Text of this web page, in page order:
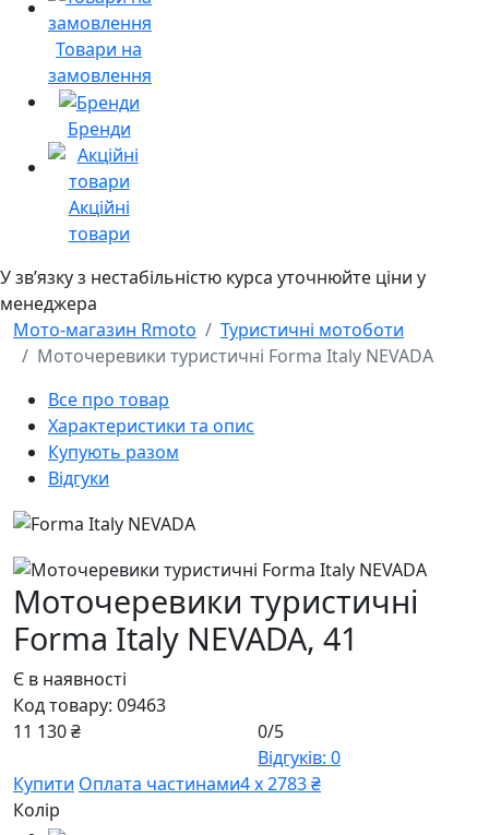
Товари на
замовлення
Бренди
Акційні
товари
У звʼязку з нестабільністю курса уточнюйте ціни у
менеджера
Мото-магазин Rmoto
Туристичні мотоботи
Моточеревики туристичні Forma Italy NEVADA
Все про товар
Характеристики та опис
Купують разом
Відгуки
Моточеревики туристичні
Forma Italy NEVADA, 41
Є в наявності
Код товару: 09463
11 130 ₴
0/5
Відгуків: 0
Купити Оплата частинами4 х 2783 ₴
Колір